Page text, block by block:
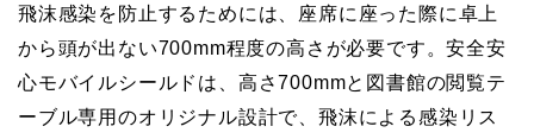
飛沫感染を防止するためには、座席に座った際に卓上
から頭が出ない700mm程度の高さが必要です。安全安
心モバイルシールドは、高さ700mmと図書館の閲覧テ
ーブル専用のオリジナル設計で、飛沫による感染リス